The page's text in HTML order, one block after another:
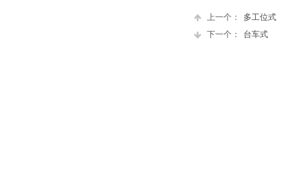
上一个：
多工位式
下一个：
台车式